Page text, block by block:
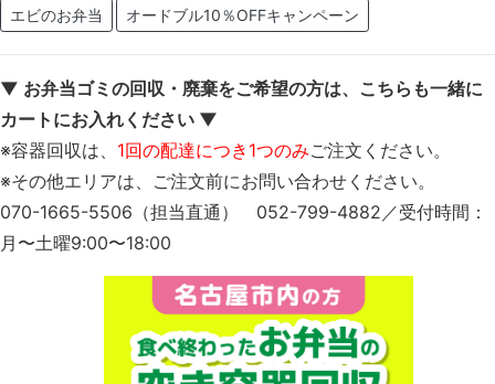
エビのお弁当 オードブル10％OFFキャンペーン
▼ お弁当ゴミの回収・廃棄をご希望の方は、こちらも一緒に
カートにお入れください ▼
※容器回収は、 1回の配達につき1つのみご注文ください。
※その他エリアは、ご注文前にお問い合わせください。
070-1665-5506（担当直通） 052-799-4882／受付時間：
月〜土曜9:00〜18:00